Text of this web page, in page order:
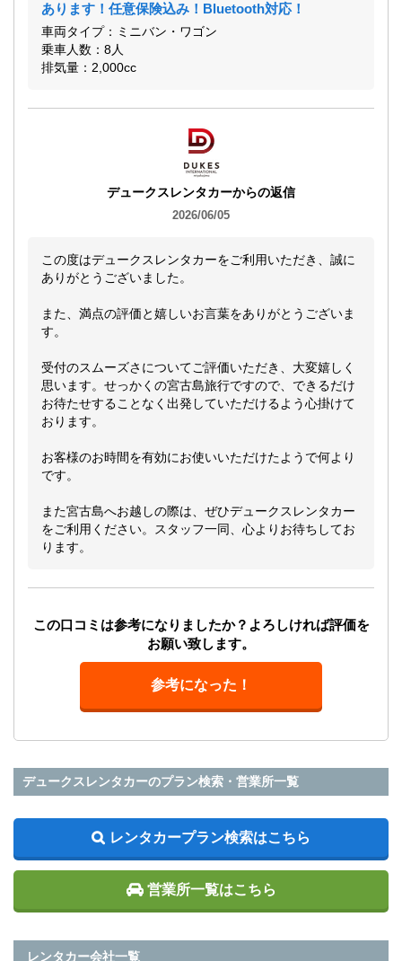
あります！任意保険込み！Bluetooth対応！
車両タイプ：ミニバン・ワゴン
乗車人数：8人
排気量：2,000cc
デュークスレンタカーからの返信
2026/06/05
この度はデュークスレンタカーをご利用いただき、誠に
ありがとうございました。
また、満点の評価と嬉しいお言葉をありがとうございま
す。
受付のスムーズさについてご評価いただき、大変嬉しく
思います。せっかくの宮古島旅行ですので、できるだけ
お待たせすることなく出発していただけるよう心掛けて
おります。
お客様のお時間を有効にお使いいただけたようで何より
です。
また宮古島へお越しの際は、ぜひデュークスレンタカー
をご利用ください。スタッフ一同、心よりお待ちしてお
ります。
この口コミは参考になりましたか？よろしければ評価を
お願い致します。
参考になった！
デュークスレンタカーのプラン検索・営業所一覧
レンタカープラン検索はこちら
営業所一覧はこちら
レンタカー会社一覧